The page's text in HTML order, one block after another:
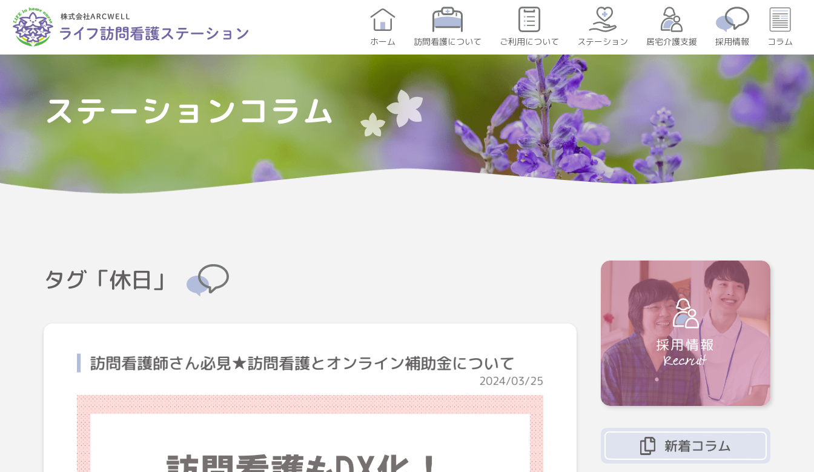
ホーム 訪問看護について ご利用について ステーション 居宅介護支援 採用情報 コラム
ステーションコラム
タグ「休日」
訪問看護師さん必見★訪問看護とオンライン補助金について
2024/03/25
採用情報
新着コラム